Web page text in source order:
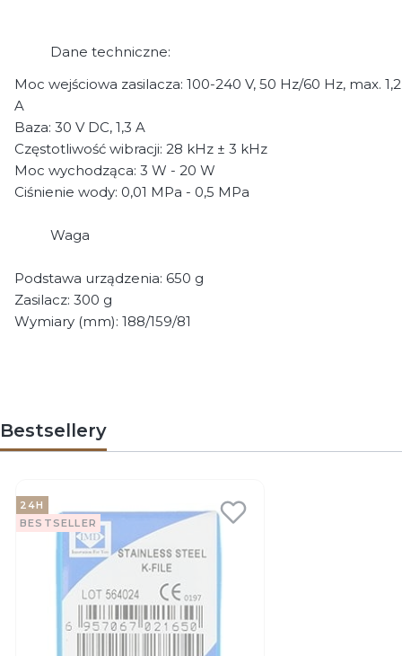
Dane techniczne:
Moc wejściowa zasilacza: 100-240 V, 50 Hz/60 Hz, max. 1,2
A
Baza: 30 V DC, 1,3 A
Częstotliwość wibracji: 28 kHz ± 3 kHz
Moc wychodząca: 3 W - 20 W
Ciśnienie wody: 0,01 MPa - 0,5 MPa
Waga
Podstawa urządzenia: 650 g
Zasilacz: 300 g
Wymiary (mm): 188/159/81
Bestsellery
24H
BESTSELLER